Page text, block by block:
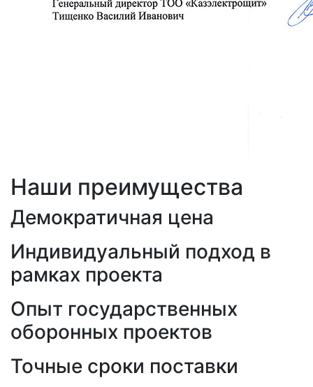
Наши преимущества
Демократичная цена
Индивидуальный подход в
рамках проекта
Опыт государственных
оборонных проектов
Точные сроки поставки